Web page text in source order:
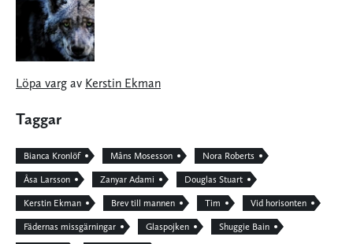
Löpa varg av Kerstin Ekman
Taggar
Bianca Kronlöf Måns Mosesson Nora Roberts
Åsa Larsson Zanyar Adami Douglas Stuart
Kerstin Ekman Brev till mannen Tim Vid horisonten
Fädernas missgärningar Glaspojken Shuggie Bain